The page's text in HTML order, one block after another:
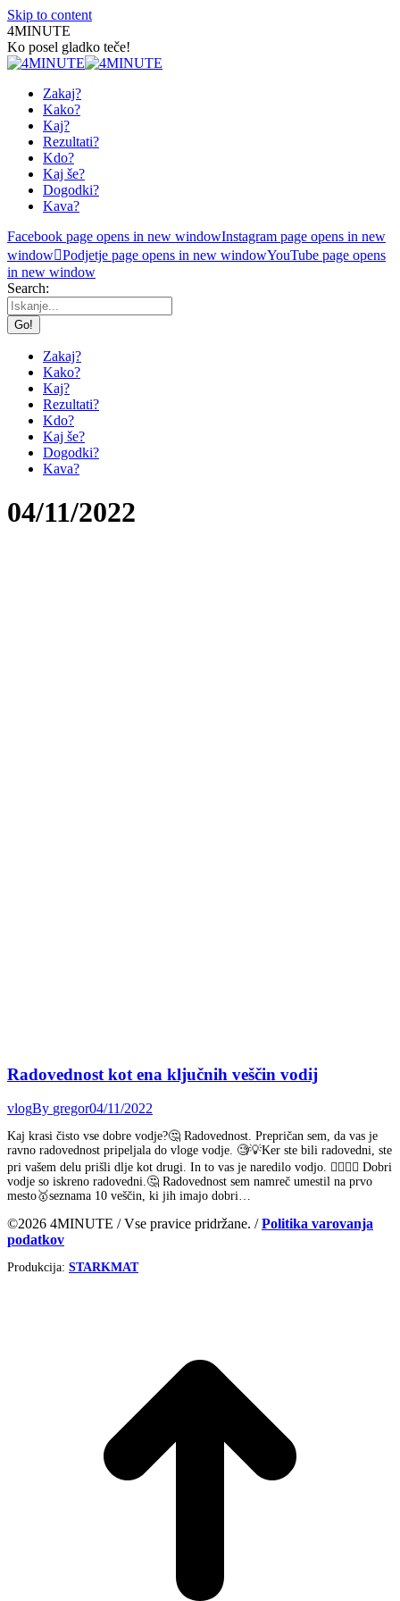
Skip to content
4MINUTE
Ko posel gladko teče!
Zakaj?
Kako?
Kaj?
Rezultati?
Kdo?
Kaj še?
Dogodki?
Kava?
Facebook page opens in new windowInstagram page opens in new
window Podjetje page opens in new windowYouTube page opens
in new window
Search:
Zakaj?
Kako?
Kaj?
Rezultati?
Kdo?
Kaj še?
Dogodki?
Kava?
04/11/2022
Radovednost kot ena ključnih veščin vodij
vlogBy gregor04/11/2022
Kaj krasi čisto vse dobre vodje?🤔 Radovednost. Prepričan sem, da vas je
ravno radovednost pripeljala do vloge vodje. 🧐💡Ker ste bili radovedni, ste
pri vašem delu prišli dlje kot drugi. In to vas je naredilo vodjo. 🦸‍♀️🦸‍♂️ Dobri
vodje so iskreno radovedni.🤔 Radovednost sem namreč umestil na prvo
mesto🥇seznama 10 veščin, ki jih imajo dobri…
©2026 4MINUTE / Vse pravice pridržane. /Politika varovanja
podatkov
Produkcija: STARKMAT